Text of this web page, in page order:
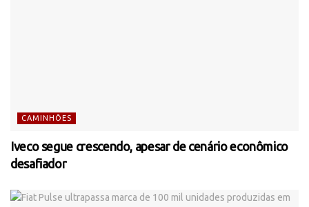
CAMINHÕES
Iveco segue crescendo, apesar de cenário econômico
desafiador